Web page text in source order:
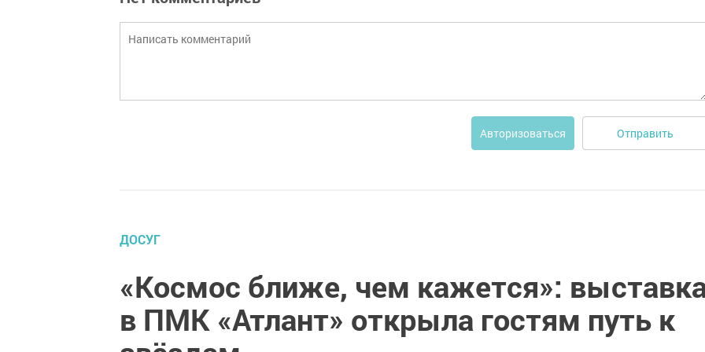
Авторизоваться Отправить
ДОСУГ
«Космос ближе, чем кажется»:
в ПМК «Атлант» открыла гостям путь к